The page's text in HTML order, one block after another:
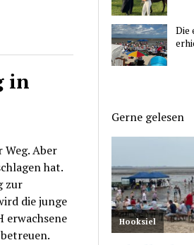
in
Weg. Aber
hat.
zur
die junge
erwachsene
Die
Gerne gelesen